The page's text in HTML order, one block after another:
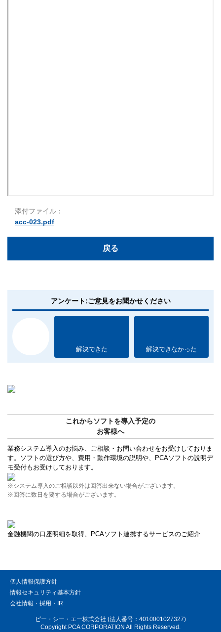
添付ファイル：
acc-023.pdf
戻る
アンケート:ご意見をお聞かせください
解決できた 解決できなかった
これからソフトを導入予定の
お客様へ
業務システム導入のお悩み、ご相談・お問い合わせをお受けしておりま
す。ソフトの選び方や、費用・動作環境の説明や、PCAソフトの説明デ
モ受付もお受けしております。
※システム導入のご相談以外は回答出来ない場合がございます。
※回答に数日を要する場合がございます。
金融機関の口座明細を取得、PCAソフト連携するサービスのご紹介
個人情報保護方針
情報セキュリティ基本方針
会社情報・採用・IR
ピー・シー・エー株式会社 (法人番号：4010001027327)
Copyright PCA CORPORATION All Rights Reserved.